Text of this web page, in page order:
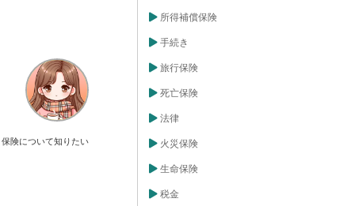
保険について知りたい
所得補償保険
手続き
旅行保険
死亡保険
法律
火災保険
生命保険
税金